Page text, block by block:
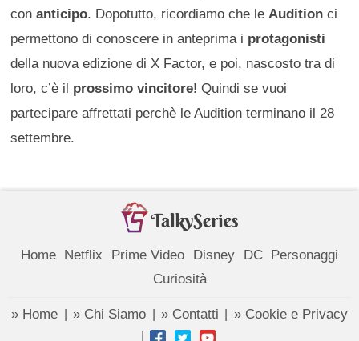
conanticipo. Dopotutto, ricordiamo che le Audition ci
permettono di conoscere in anteprima i protagonisti
della nuova edizione di X Factor, e poi, nascosto tra di
loro, c’è il prossimo vincitore! Quindi se vuoi
partecipare affrettati perchè le Audition terminano il 28
settembre.
Home Netflix Prime Video Disney DC
Personaggi
Curiosità
» Home » Chi Siamo » Contatti » Cookie e Privacy